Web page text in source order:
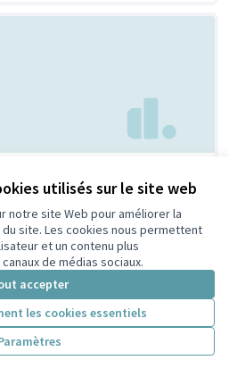
utilisés sur le site web
notre site Web pour améliorer la
site. Les cookies nous permettent
et un contenu plus
de médias sociaux.
accepter
les cookies essentiels
citoyen